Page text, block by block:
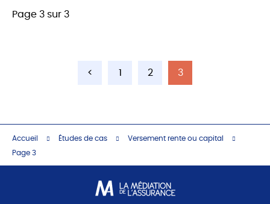
Page 3 sur 3
< 1 2 3
Accueil Études de cas
Versement rente ou capital
Page 3